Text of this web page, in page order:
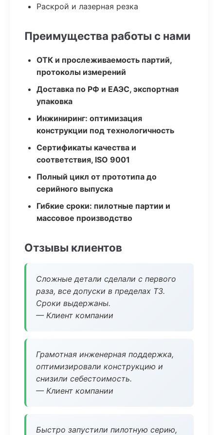
Раскрой и лазерная резка
Преимущества работы с нами
ОТК и прослеживаемость партий,
протоколы измерений
Доставка по РФ и ЕАЭС, экспортная
упаковка
Инжиниринг: оптимизация
конструкции под технологичность
Сертификаты качества и
соответствия, ISO 9001
Полный цикл от прототипа до
серийного выпуска
Гибкие сроки: пилотные партии и
массовое производство
Отзывы клиентов
Сложные детали сделали с первого
раза, все допуски в пределах ТЗ.
Сроки выдержаны.
— Клиент компании
Грамотная инженерная поддержка,
оптимизировали конструкцию и
снизили себестоимость.
— Клиент компании
Быстро запустили пилотную серию,